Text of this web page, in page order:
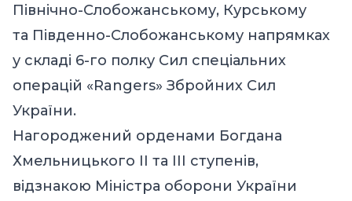
Північно-Слобожанському, Курському
та Південно-Слобожанському напрямках
у складі 6-го полку Сил спеціальних
операцій «Rangers» Збройних Сил
України.
Нагороджений орденами Богдана
Хмельницького ІІ та ІІІ ступенів,
відзнакою Міністра оборони України